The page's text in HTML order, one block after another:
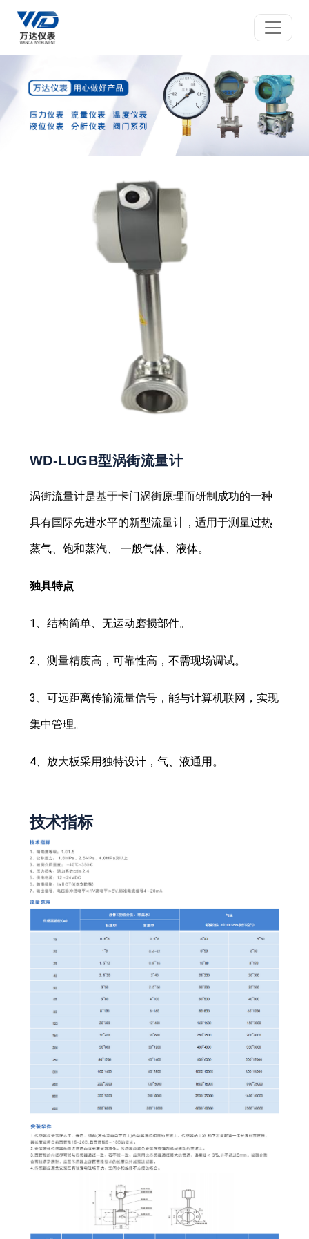
WD-LUGB型涡街流量计
涡街流量计是基于卡门涡街原理而研制成功的一种
具有国际先进水平的新型流量计，适用于测量过热
蒸气、饱和蒸汽、 一般气体、液体。
独具特点
1、结构简单、无运动磨损部件。
2、测量精度高，可靠性高，不需现场调试。
3、可远距离传输流量信号，能与计算机联网，实现
集中管理。
4、放大板采用独特设计，气、液通用。
技术指标